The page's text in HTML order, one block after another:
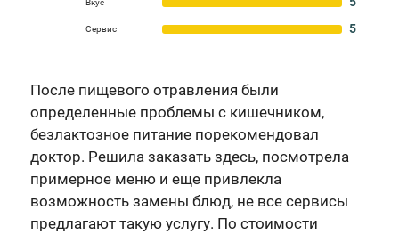
Вкус
Сервис 5
После пищевого отравления были
определенные проблемы с кишечником,
безлактозное питание порекомендовал
доктор. Решила заказать здесь, посмотрела
примерное меню и еще привлекла
возможность замены блюд, не все сервисы
предлагают такую услугу. По стоимости